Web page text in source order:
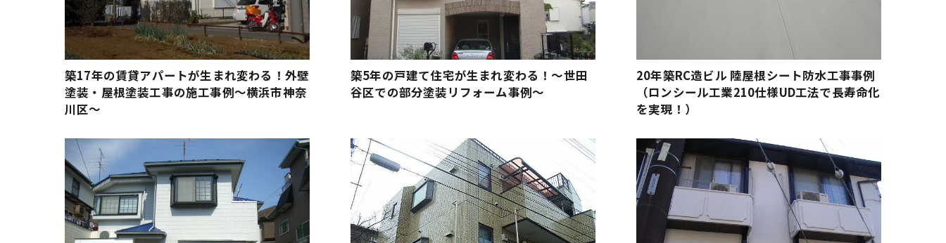
築17年の賃貸アパートが生まれ変わる！外壁
塗装・屋根塗装工事の施工事例～横浜市神奈
川区〜
築5年の戸建て住宅が生まれ変わる！〜世田
谷区での部分塗装リフォーム事例〜
20年築RC造ビル 陸屋根シート防水工事事例
（ロンシール工業210仕様UD工法で長寿命化
を実現！）